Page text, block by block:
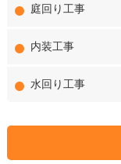
庭回り工事
内装工事
水回り工事